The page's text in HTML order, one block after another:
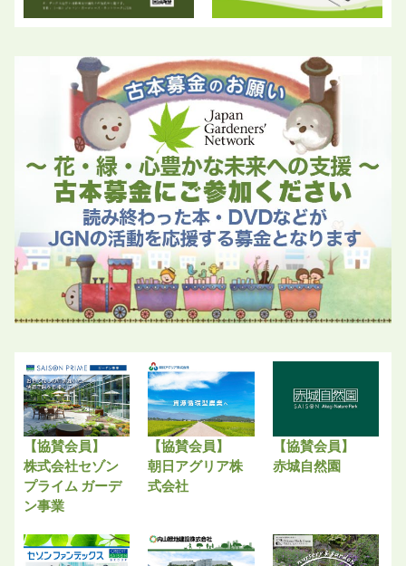
【協賛会員】
株式会社セゾン
プライム ガーデ
ン事業
【協賛会員】
朝日アグリア株
式会社
【協賛会員】
赤城自然園